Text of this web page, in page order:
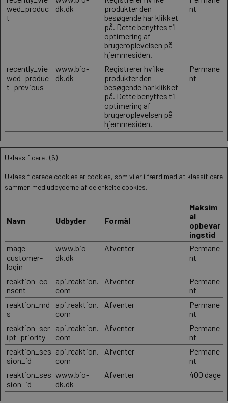
wed_produc
t
dk.dk
produkter den
besøgende har klikket
på. Dette benyttes til
optimering af
brugeroplevelsen på
hjemmesiden.
nt
recently_vie
wed_produc
t_previous
www.bio-
dk.dk
Registrerer hvilke
produkter den
besøgende har klikket
på. Dette benyttes til
optimering af
brugeroplevelsen på
hjemmesiden.
Permane
nt
Uklassificeret (6)
Uklassificerede cookies er cookies, som vi er i færd med at klassificere
sammen med udbyderne af de enkelte cookies.
Navn Udbyder Formål
Maksim
al
opbevar
ingstid
mage-
customer-
login
www.bio-
dk.dk
Afventer
Permane
nt
reaktion_co
nsent
api.reaktion.
com
Afventer
Permane
nt
reaktion_md
s
api.reaktion.
com
Afventer
Permane
nt
reaktion_scr
ipt_priority
api.reaktion.
com
Afventer
Permane
nt
reaktion_ses
sion_id
api.reaktion.
com
Afventer
Permane
nt
reaktion_ses
sion_id
www.bio-
dk.dk
Afventer 400 dage